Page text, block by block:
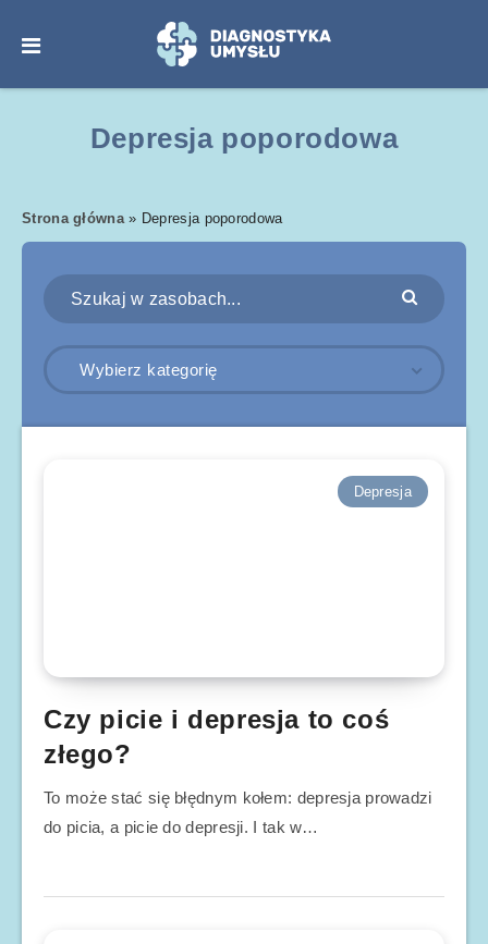
Depresja poporodowa
Strona główna» Depresja poporodowa
Wybierz kategorię
Depresja
Czy picie i depresja to coś
złego?
To może stać się błędnym kołem: depresja prowadzi
do picia, a picie do depresji. I tak w…